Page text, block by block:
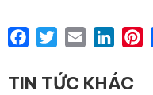
FacebookTwitterEmail
TIN TỨC KHÁC